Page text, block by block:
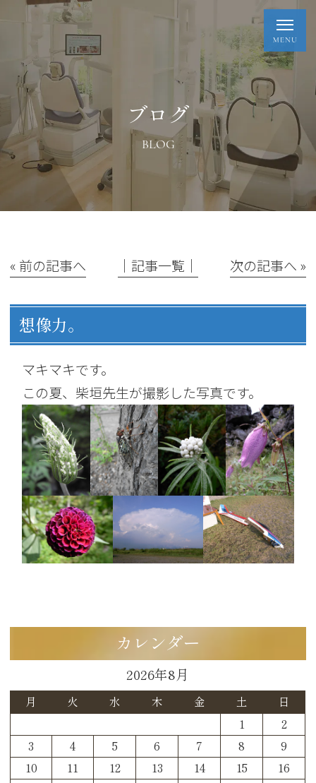
ブログ
BLOG
« 前の記事へ │記事一覧│ 次の記事へ »
想像力。
マキマキです。
この夏、柴垣先生が撮影した写真です。
カレンダー
2026年8月
月 火 水 木 金 土 日
1
2
3
4 5 6 7 8
9
10
11 12 13 14 15
16